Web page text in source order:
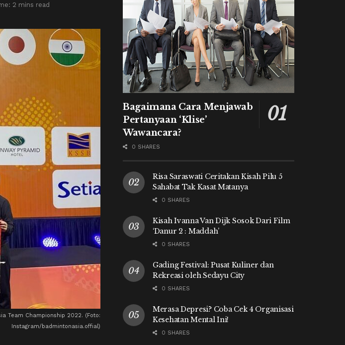
2 mins read
Team Championship 2022. (Foto:
Instagram/badmintonasia.offial)
Bagaimana Cara Menjawab
Pertanyaan ‘Klise’
Wawancara?
0 SHARES
Risa Saraswati Ceritakan Kisah Pilu 5
Sahabat Tak Kasat Matanya
0 SHARES
Kisah Ivanna Van Dijk Sosok Dari Film
‘Danur 2 : Maddah’
0 SHARES
Gading Festival: Pusat Kuliner dan
Rekreasi oleh Sedayu City
0 SHARES
Merasa Depresi? Coba Cek 4 Organisasi
Kesehatan Mental Ini!
0 SHARES